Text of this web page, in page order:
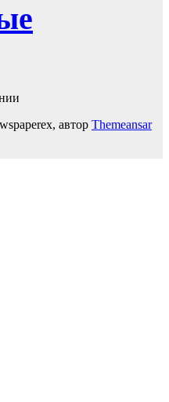
автор Themeansar